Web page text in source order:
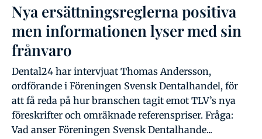
Nya ersättningsreglerna positiva
men informationen lyser med sin
frånvaro
Dental24 har intervjuat Thomas Andersson,
ordförande i Föreningen Svensk Dentalhandel, för
att få reda på hur branschen tagit emot TLV’s nya
föreskrifter och omräknade referenspriser. Fråga:
Vad anser Föreningen Svensk Dentalhande...